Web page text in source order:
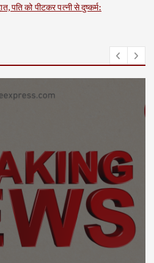
पति को पीटकर पत्नी से दुष्कर्म: